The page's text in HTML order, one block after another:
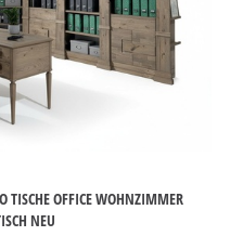
TISCHE OFFICE WOHNZIMMER
NEU